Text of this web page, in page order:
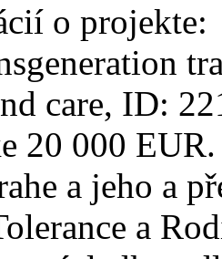
o projekte:
care, ID:
20 000 EUR.
a jeho a
a